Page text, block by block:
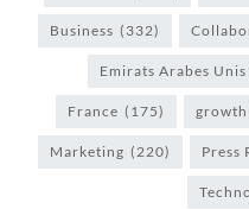
Business (332)
Emirats Arabes Unis
France (175) growth
Marketing (220) Press